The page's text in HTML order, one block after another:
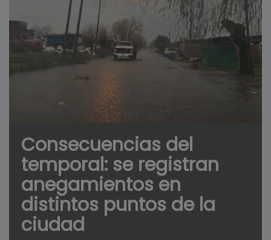
Consecuencias del
temporal: se registran
anegamientos en
distintos puntos de la
ciudad